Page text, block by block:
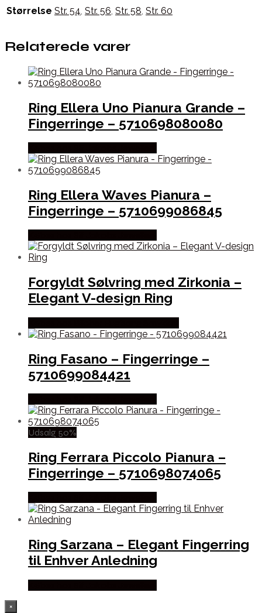
Størrelse Str. 54, Str. 56, Str. 58, Str. 60
Relaterede varer
Ring Ellera Uno Pianura Grande –
Fingerringe – 5710698080080
Ring Ellera Waves Pianura –
Fingerringe – 5710699086845
Forgyldt Sølvring med Zirkonia –
Elegant V-design Ring
Ring Fasano – Fingerringe –
5710699084421
Udsalg 50%
Ring Ferrara Piccolo Pianura –
Fingerringe – 5710698074065
Ring Sarzana – Elegant Fingerring
til Enhver Anledning
×